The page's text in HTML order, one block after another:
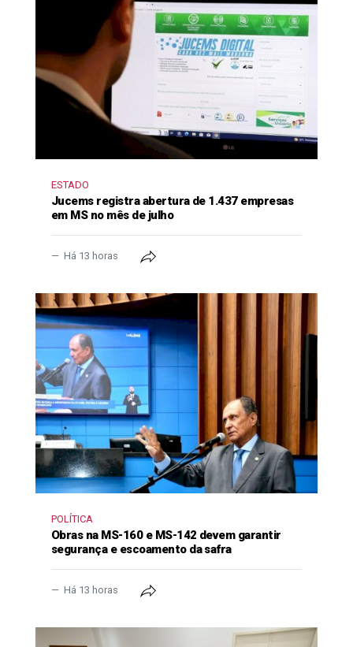
ESTADO
Jucems registra abertura de 1.437 empresas
em MS no mês de julho
Há 13 horas
POLÍTICA
Obras na MS-160 e MS-142 devem garantir
segurança e escoamento da safra
Há 13 horas